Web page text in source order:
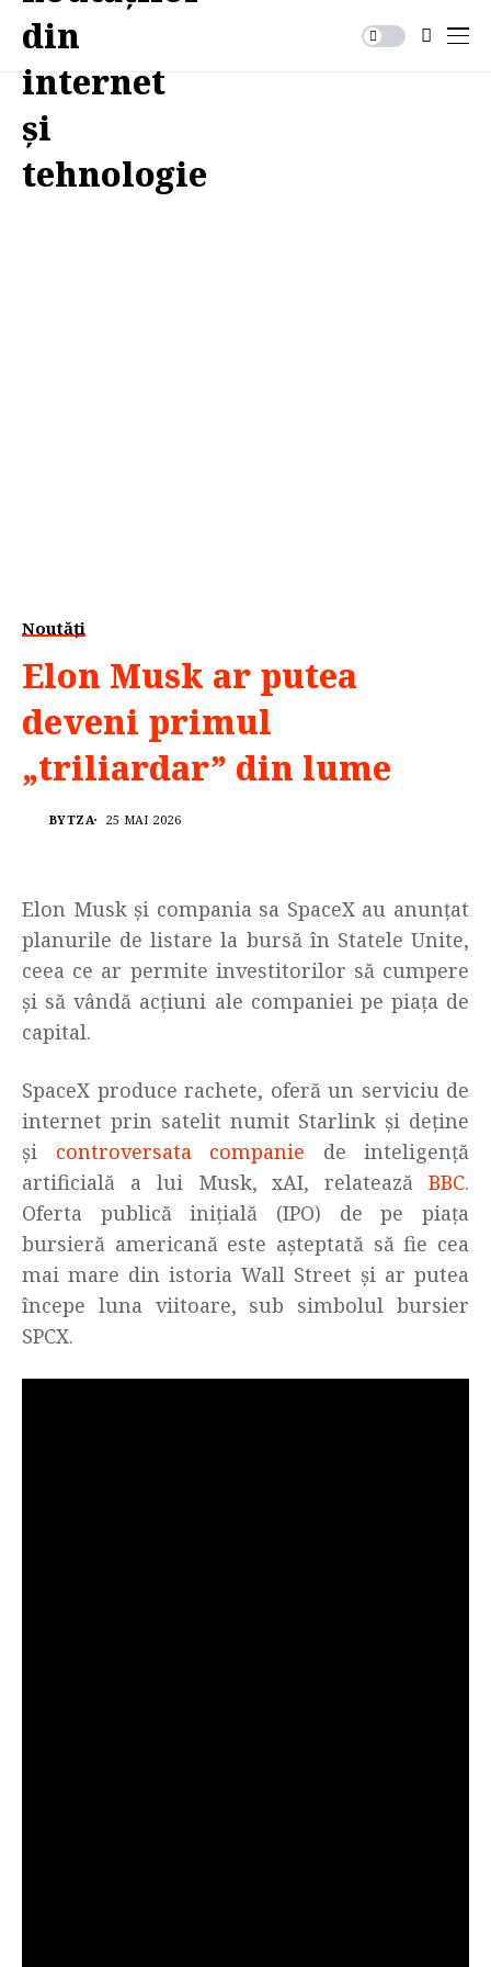
Noutăți
Elon Musk ar putea
deveni primul
„triliardar” din lume
BYTZA 25 MAI 2026
Elon Musk și compania sa SpaceX au anunțat
planurile de listare la bursă în Statele Unite,
ceea ce ar permite investitorilor să cumpere
și să vândă acțiuni ale companiei pe piața de
capital.
SpaceX produce rachete, oferă un serviciu de
internet prin satelit numit Starlink și deține
și controversata companie de inteligență
artificială a lui Musk, xAI, relatează BBC.
Oferta publică inițială (IPO) de pe piața
bursieră americană este așteptată să fie cea
mai mare din istoria Wall Street și ar putea
începe luna viitoare, sub simbolul bursier
SPCX.